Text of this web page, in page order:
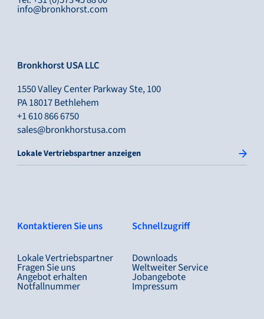
info@bronkhorst.com
Bronkhorst USA LLC
1550 Valley Center Parkway Ste, 100
PA 18017 Bethlehem
+1 610 866 6750
sales@bronkhorstusa.com
Lokale Vertriebspartner anzeigen
Kontaktieren Sie uns
Lokale Vertriebspartner
Fragen Sie uns
Angebot erhalten
Notfallnummer
Schnellzugriff
Downloads
Weltweiter Service
Jobangebote
Impressum